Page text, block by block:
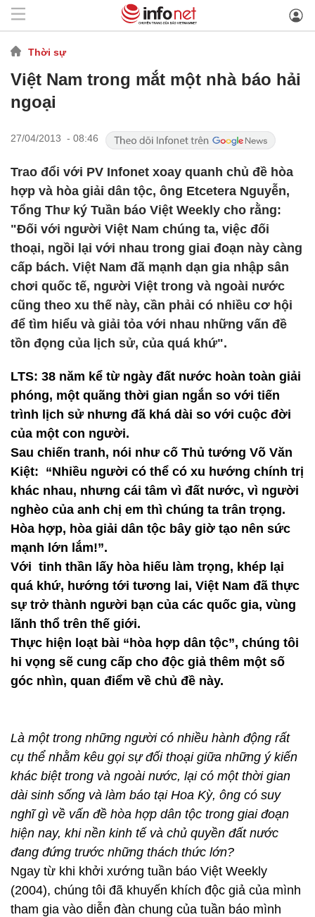
Thời sự
Việt Nam trong mắt một nhà báo hải
ngoại
27/04/2013 - 08:46
Trao đổi với PV Infonet xoay quanh chủ đề hòa
hợp và hòa giải dân tộc, ông Etcetera Nguyễn,
Tổng Thư ký Tuần báo Việt Weekly cho rằng:
"Đối với người Việt Nam chúng ta, việc đối
thoại, ngồi lại với nhau trong giai đoạn này càng
cấp bách. Việt Nam đã mạnh dạn gia nhập sân
chơi quốc tế, người Việt trong và ngoài nước
cũng theo xu thế này, cần phải có nhiều cơ hội
để tìm hiểu và giải tỏa với nhau những vấn đề
tồn đọng của lịch sử, của quá khứ".
LTS: 38 năm kể từ ngày đất nước hoàn toàn giải
phóng, một quãng thời gian ngắn so với tiến
trình lịch sử nhưng đã khá dài so với cuộc đời
của một con người.
Sau chiến tranh, nói như cố Thủ tướng Võ Văn
Kiệt: “Nhiều người có thể có xu hướng chính trị
khác nhau, nhưng cái tâm vì đất nước, vì người
nghèo của anh chị em thì chúng ta trân trọng.
Hòa hợp, hòa giải dân tộc bây giờ tạo nên sức
mạnh lớn lắm!”.
Với tinh thần lấy hòa hiếu làm trọng, khép lại
quá khứ, hướng tới tương lai, Việt Nam đã thực
sự trở thành người bạn của các quốc gia, vùng
lãnh thổ trên thế giới.
Thực hiện loạt bài “hòa hợp dân tộc”, chúng tôi
hi vọng sẽ cung cấp cho độc giả thêm một số
góc nhìn, quan điểm về chủ đề này.
Là một trong những người có nhiều hành động rất
cụ thể nhằm kêu gọi sự đối thoại giữa những ý kiến
khác biệt trong và ngoài nước, lại có một thời gian
dài sinh sống và làm báo tại Hoa Kỳ, ông có suy
nghĩ gì về vấn đề hòa hợp dân tộc trong giai đoạn
hiện nay, khi nền kinh tế và chủ quyền đất nước
đang đứng trước những thách thức lớn?
Ngay từ khi khởi xướng tuần báo Việt Weekly
(2004), chúng tôi đã khuyến khích độc giả của mình
tham gia vào diễn đàn chung của tuần báo mình